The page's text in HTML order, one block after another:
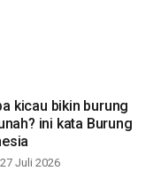
kicau bikin burung
ini kata Burung
Juli 2026